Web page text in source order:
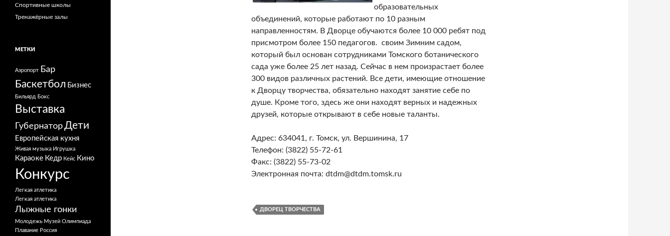
образовательных
объединений, которые работают по 10 разным
направленностям. В Дворце обучаются более 10 000 ребят под
присмотром более 150 педагогов. своим Зимним садом,
который был основан сотрудниками Томского ботанического
сада уже более 25 лет назад. Сейчас в нем произрастает более
300 видов различных растений. Все дети, имеющие отношение
к Дворцу творчества, обязательно находят занятие себе по
душе. Кроме того, здесь же они находят верных и надежных
друзей, которые открывают в себе новые таланты.
Адрес: 634041, г. Томск, ул. Вершинина, 17
Телефон: (3822) 55-72-61
Факс: (3822) 55-73-02
Электронная почта: dtdm@dtdm.tomsk.ru
ДВОРЕЦ ТВОРЧЕСТВА
Спортивные школы
Тренажёрные залы
МЕТКИ
Аэропорт Бар
Баскетбол Бизнес
Бильярд Бокс
Выставка
ГубернаторДети
Европейская кухня
Живая музыка Игрушка
Караоке Кедр Кейс Кино
Конкурс
Легкая атлетика
Легкая атлетика
Лыжные гонки
Молодежь Музей Олимпиада
Плавание Россия